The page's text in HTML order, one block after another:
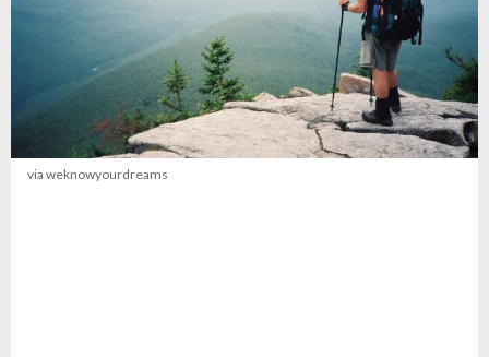
via weknowyourdreams